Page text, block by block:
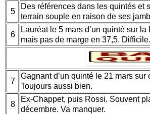
5
Des références dans les quintés et
terrain souple en raison de ses
6
Lauréat le 5 mars d’un quinté sur
mais pas de marge en 37,5. Difficile.
7
Gagnant d’un quinté le 21 mars
Toujours aussi bien.
8
Ex-Chappet, puis Rossi. Souvent
décembre. Va manquer.